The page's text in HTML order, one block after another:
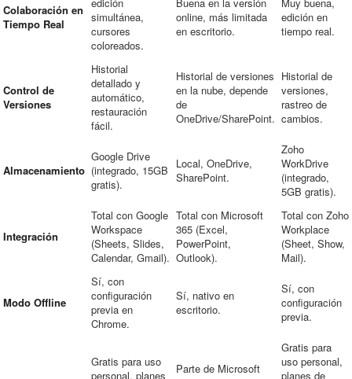
Colaboración en
Tiempo Real
simultánea,
cursores
coloreados.
online, más limitada
en escritorio.
edición en
tiempo real.
Control de
Versiones
Historial
detallado y
automático,
restauración
fácil.
Historial de versiones
en la nube, depende
de
OneDrive/SharePoint.
Historial de
versiones,
rastreo de
cambios.
Almacenamiento
Google Drive
(integrado, 15GB
gratis).
Local, OneDrive,
SharePoint.
Zoho
WorkDrive
(integrado,
5GB gratis).
Integración
Total con Google
Workspace
(Sheets, Slides,
Calendar, Gmail).
Total con Microsoft
365 (Excel,
PowerPoint,
Outlook).
Total con Zoho
Workplace
(Sheet, Show,
Mail).
Modo Offline
Sí, con
configuración
previa en
Chrome.
Sí, nativo en
escritorio.
Sí, con
configuración
previa.
Gratis para uso
personal, planes
Parte de Microsoft
Gratis para
uso personal,
planes de